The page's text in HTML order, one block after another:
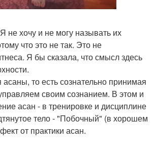
не хочу и не могу называть их
что это не так. Это не
Я бы сказала, что смысл здесь
то есть сознательно принимая
своим сознанием. В этом и
асан - в тренировке и дисциплине
тело - "Побочный" (в хорошем
от практики асан.